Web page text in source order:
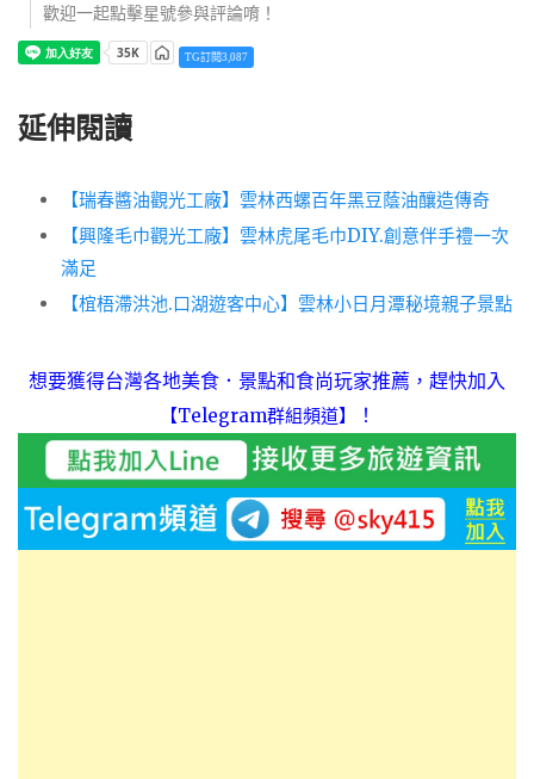
歡迎一起點擊星號參與評論唷！
TG訂閱3,087
延伸閱讀
【瑞春醬油觀光工廠】雲林西螺百年黑豆蔭油釀造傳奇
【興隆毛巾觀光工廠】雲林虎尾毛巾DIY.創意伴手禮一次
滿足
【椬梧滯洪池.口湖遊客中心】雲林小日月潭秘境親子景點
想要獲得台灣各地美食．景點和食尚玩家推薦，趕快加入
【Telegram群組頻道】 ！